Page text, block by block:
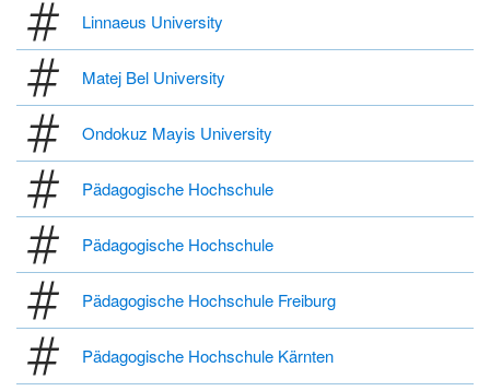
Linnaeus University
Matej Bel University
Ondokuz Mayis University
Pädagogische Hochschule
Pädagogische Hochschule
Pädagogische Hochschule Freiburg
Pädagogische Hochschule Kärnten